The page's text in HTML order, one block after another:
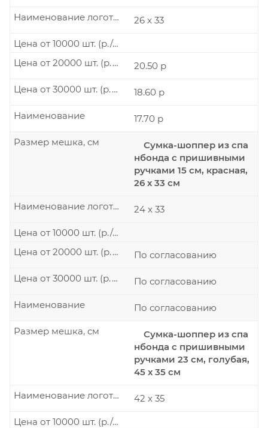
26 х 33
Наименование логотипа
Цена от 10000 шт. (р./шт.)
20.50 р
Цена от 20000 шт. (р./шт.)
18.60 р
Цена от 30000 шт. (р./шт.)
17.70 р
Наименование
Сумка-шоппер из спа
нбонда с пришивными
ручками 15 см, красная,
26 х 33 см
Размер мешка, см
24 х 33
Наименование логотипа
Цена от 10000 шт. (р./шт.)
По согласованию
Цена от 20000 шт. (р./шт.)
По согласованию
Цена от 30000 шт. (р./шт.)
По согласованию
Наименование
Сумка-шоппер из спа
нбонда с пришивными
ручками 23 см, голубая,
45 х 35 см
Размер мешка, см
42 х 35
Наименование логотипа
Цена от 10000 шт. (р./шт.)